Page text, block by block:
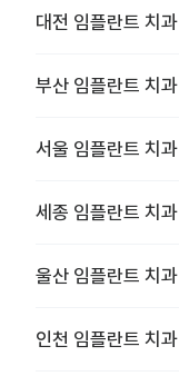
대전 임플란트 치과
부산 임플란트 치과
서울 임플란트 치과
세종 임플란트 치과
울산 임플란트 치과
인천 임플란트 치과